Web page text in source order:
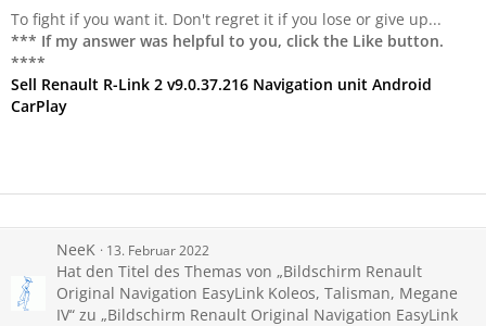
To fight if you want it. Don't regret it if you lose or give up...
*** If my answer was helpful to you, click the Like button.
****
Sell Renault R-Link 2 v9.0.37.216 Navigation unit Android
CarPlay
NeeK 13. Februar 2022
Hat den Titel des Themas von „Bildschirm Renault
Original Navigation EasyLink Koleos, Talisman, Megane
IV“ zu „Bildschirm Renault Original Navigation EasyLink